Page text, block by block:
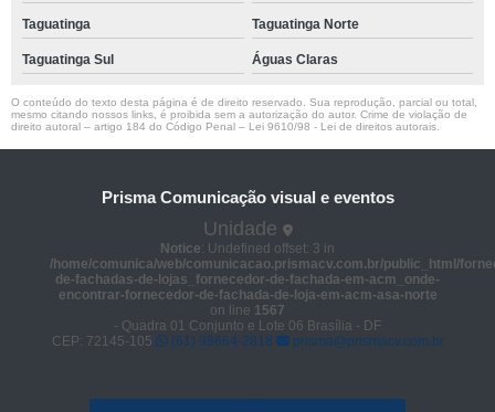
Taguatinga Taguatinga Norte
Taguatinga Sul Águas Claras
O conteúdo do texto desta página é de direito reservado. Sua reprodução, parcial ou total,
mesmo citando nossos links, é proibida sem a autorização do autor. Crime de violação de
direito autoral – artigo 184 do Código Penal – Lei 9610/98 - Lei de direitos autorais
Prisma Comunicação visual e eventos
Unidade
Notice: Undefined offset: 3 in
/home/comunica/web/comunicacao.prismacv.com.br/public_html/
de-fachadas-de-lojas_fornecedor-de-fachada-em-acm_onde-
encontrar-fornecedor-de-fachada-de-loja-em-acm-asa-norte
on line 1567
- Quadra 01 Conjunto e Lote 06 Brasília - DF
CEP: 72145-105
(61) 98664-2818 prisma@prismacv.com.br